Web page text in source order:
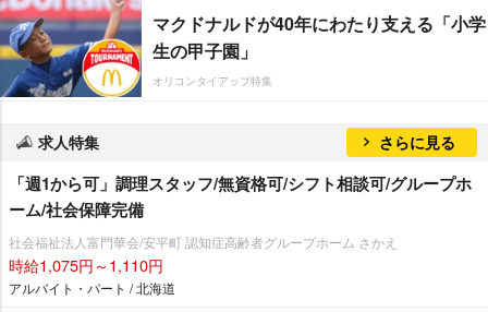
マクドナルドが40年にわたり支える「小学
生の甲子園」
オリコンタイアップ特集
求人特集 さらに見る
「週1から可」調理スタッフ/無資格可/シフト相談可/グループホ
ーム/社会保障完備
社会福祉法人富門華会/安平町 認知症高齢者グループホーム さかえ
時給1,075円～1,110円
アルバイト・パート / 北海道